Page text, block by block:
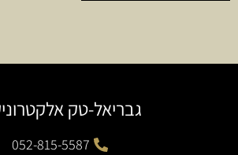
גבריאל-טק
052-815-5587